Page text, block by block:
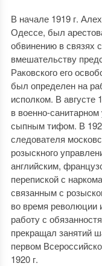
В начале 1919 г.
Одессе, был
обвинению в связях
вмешательству
Раковского его
был определен на
исполком. В августе
в военно-
сыпным тифом. В
следователя
розыскного
английским,
перепиской с
связанным с
во время революции
работу с
прекращал занятий
первом
1920 г.